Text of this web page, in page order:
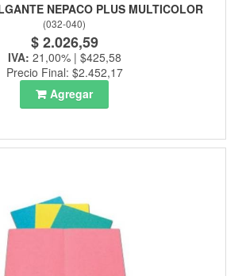
NEPACO PLUS MULTICOLOR
(032-040)
$ 2.026,59
IVA: 21,00% | $425,58
Precio Final: $2.452,17
Agregar